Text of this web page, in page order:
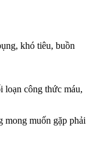
khó tiêu, buồn
loạn công thức máu,
mong muốn gặp phải